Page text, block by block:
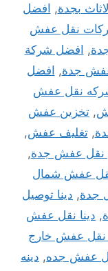
بجدة, افضل
نقل عفش
, افضل شركة
جدة, افضل
نقل عفش
, تخزين عفش
, تغليف عفش,
نقل عفش جدة,
عفش شمال
جدة, دينا توصيل
, دينا نقل عفش
نقل عفش خارج
عفش جده, دينه